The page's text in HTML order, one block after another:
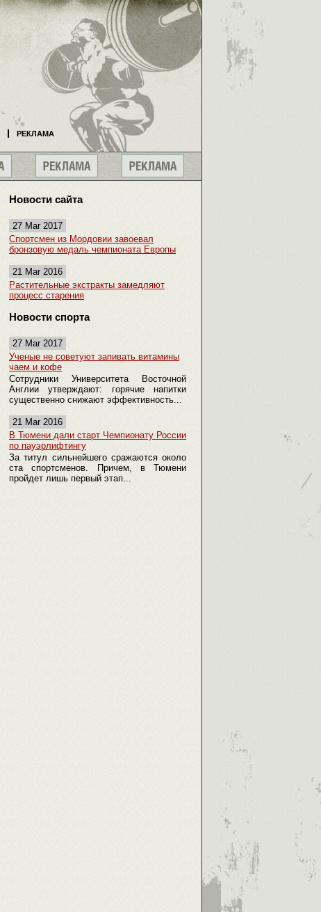
Новости сайта
27 Mar 2017
Спортсмен из Мордовии завоевал
бронзовую медаль чемпионата Европы
21 Mar 2016
Растительные экстракты замедляют
процесс старения
Новости спорта
27 Mar 2017
Ученые не советуют запивать витамины
чаем и кофе
Сотрудники Университета Восточной
Англии утверждают: горячие напитки
существенно снижают эффективность...
21 Mar 2016
В Тюмени дали старт Чемпионату России
по пауэрлифтингу
За титул сильнейшего сражаются около
ста спортсменов. Причем, в Тюмени
пройдет лишь первый этап...
РЕКЛАМА